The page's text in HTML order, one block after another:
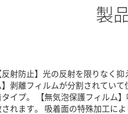
製
反射防止】光の反射を限りなく
】剥離フィルムが分割されてい
タイプ。 【無気泡保護フィルム
されます。 吸着面の特殊加工に